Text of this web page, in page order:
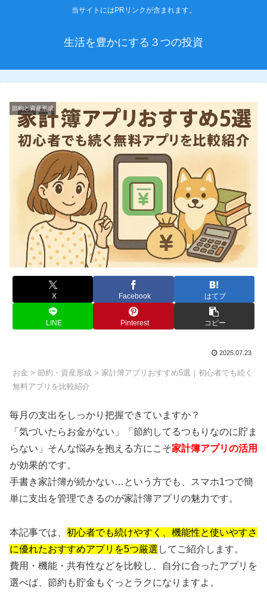
当サイトにはPRリンクが含まれます。
生活を豊かにする３つの投資
節約と資産形成
X Facebook はてブ
LINE Pinterest コピー
2025.07.23
お金 >節約・資産形成 > 家計簿アプリおすすめ5選｜初心者でも続く
無料アプリを比較紹介
毎月の支出をしっかり把握できていますか？
「気づいたらお金がない」「節約してるつもりなのに貯ま
らない」そんな悩みを抱える方にこそ家計簿アプリの活用
が効果的です。
手書き家計簿が続かない…という方でも、スマホ1つで簡
単に支出を管理できるのが家計簿アプリの魅力です。
本記事では、 初心者でも続けやすく、機能性と使いやすさ
に優れたおすすめアプリを5つ厳選 してご紹介します。
費用・機能・共有性などを比較し、自分に合ったアプリを
選べば、節約も貯金もぐっとラクになりますよ。